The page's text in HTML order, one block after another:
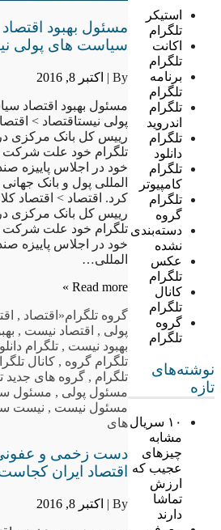
استیکر
تلگرام
اکانت
تلگرام
برنامه
تلگرام
تلگرام
اندروید
تلگرام
دانلود
تلگرام
کامپیوتر
تلگرام
گروه
دسته‌بندی
نشده
عکس
تلگرام
کانال
تلگرام
گروه
تلگرام
نوشته‌های
تازه
۱۰ سریال
مشابه
چیزهای
عجیب که
ارزش
تماشا
دارند
مسئول بهبود اقتصاد
سیاست های پولی
By | اکتبر 8, 2016
مسئول بهبود اقتصاد
پولی نیستاقتصاد >
رییس کل بانک مرکزی
تلگرام خود علت شرکت
خود در اجلاس پاییزه
المللی پول و بانک جهانی
کرد. اقتصاد > اقتصاد
رییس کل بانک مرکزی
تلگرام خود علت شرکت
خود در اجلاس پاییزه
المللی…
Read more »
گروه تلگرام«اقتصاد ,
پولی , اقتصاد نیست ,
بهبود نیست , تلگرام
تلگرام گروه , کانال
تلگرام , گروه های جدید
مسئول پولی , مسئول
مسئول نیست , نیست
های
دست زخمی و
اقتصاد ایران
By | اکتبر 8, 2016